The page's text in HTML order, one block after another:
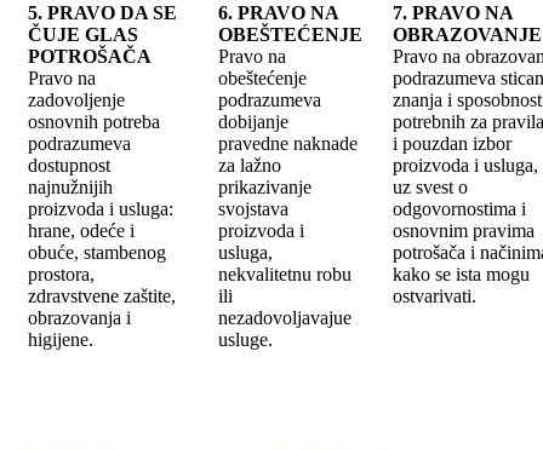
5. PRAVO DA SE
ČUJE GLAS
POTROŠAČA
Pravo na
zadovoljenje
osnovnih potreba
podrazumeva
dostupnost
najnužnijih
proizvoda i usluga:
hrane, odeće i
obuće, stambenog
prostora,
zdravstvene zaštite,
obrazovanja i
higijene.
6. PRAVO NA
OBEŠTEĆENJE
Pravo na
obeštećenje
podrazumeva
dobijanje
pravedne naknade
za lažno
prikazivanje
svojstava
proizvoda i
usluga,
nekvalitetnu robu
ili
nezadovoljavajue
usluge.
7. PRAVO NA
OBRAZOVANJE
Pravo na
podrazumeva
znanja i
potrebnih za
i pouzdan izbor
proizvoda i usluga,
uz svest o
odgovornostima i
osnovnim pravima
potrošača i
kako se ista mogu
ostvarivati.